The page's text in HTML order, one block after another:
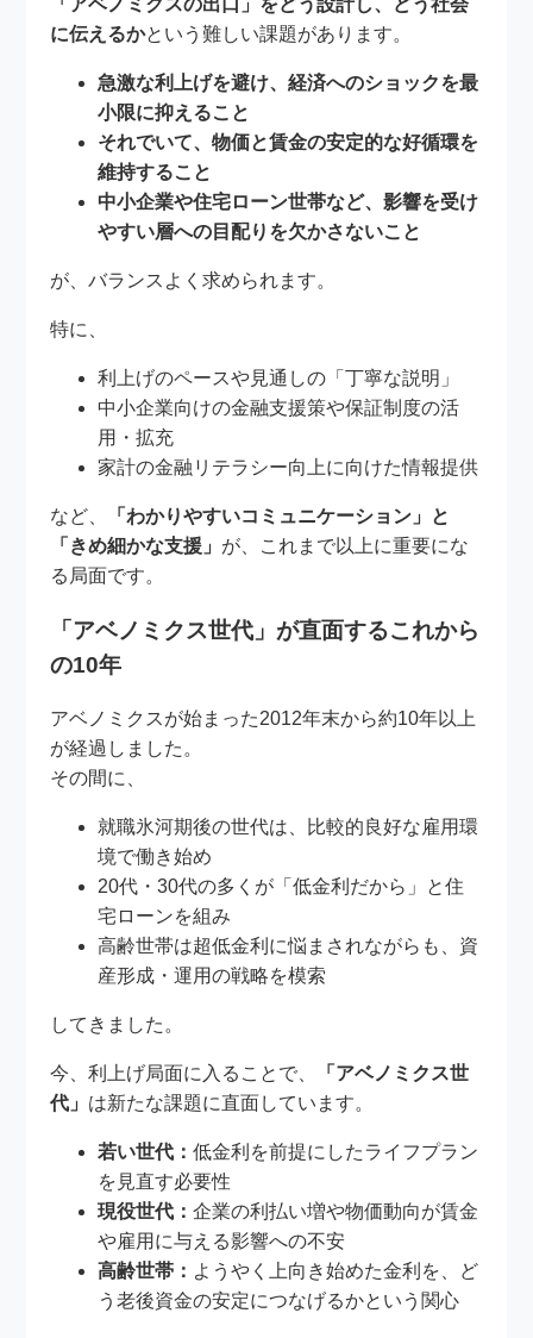
に伝えるかという難しい課題があります。
急激な利上げを避け、経済へのショックを最
小限に抑えること
それでいて、物価と賃金の安定的な好循環を
維持すること
中小企業や住宅ローン世帯など、影響を受け
やすい層への目配りを欠かさないこと
が、バランスよく求められます。
特に、
利上げのペースや見通しの「丁寧な説明」
中小企業向けの金融支援策や保証制度の活
用・拡充
家計の金融リテラシー向上に向けた情報提供
など、
「わかりやすいコミュニケーション」と
「きめ細かな支援」 が、これまで以上に重要にな
る局面です。
「アベノミクス世代」が直面するこれから
の10年
アベノミクスが始まった2012年末から約10年以上
が経過しました。
その間に、
就職氷河期後の世代は、比較的良好な雇用環
境で働き始め
20代・30代の多くが「低金利だから」と住
宅ローンを組み
高齢世帯は超低金利に悩まされながらも、資
産形成・運用の戦略を模索
してきました。
今、利上げ局面に入ることで、
「アベノミクス世
代」 は新たな課題に直面しています。
若い世代：低金利を前提にしたライフプラン
を見直す必要性
現役世代：企業の利払い増や物価動向が賃金
や雇用に与える影響への不安
高齢世帯： ようやく上向き始めた金利を、ど
う老後資金の安定につなげるかという関心